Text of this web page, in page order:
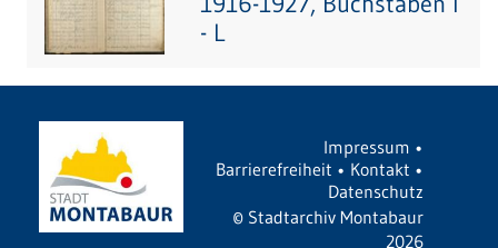
- L
Impressum •
Barrierefreiheit • Kontakt •
Datenschutz
© Stadtarchiv Montabaur
2026